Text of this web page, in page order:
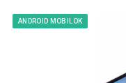
ANDROID MOBILOK